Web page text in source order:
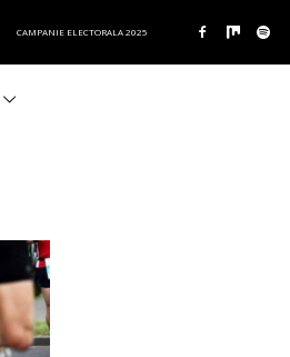
CAMPANIE ELECTORALA 2025